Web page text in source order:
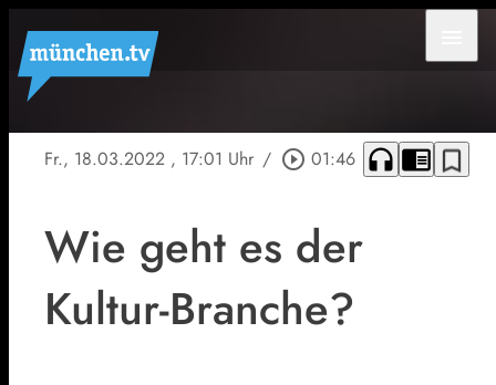
Fr., 18.03.2022 , 17:01 Uhr / play_circle_outline 01:46 headphones chrome_reader_mode bookmark_border
Wie geht es der
Kultur-Branche?